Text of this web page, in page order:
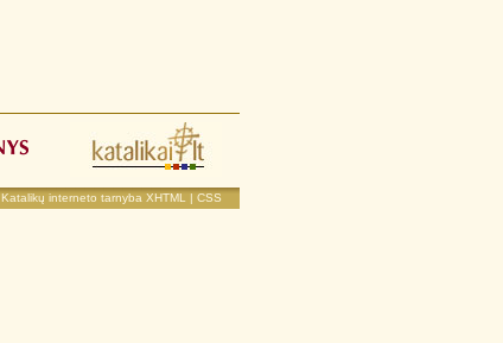
Katalikų interneto tarnyba XHTML | CSS